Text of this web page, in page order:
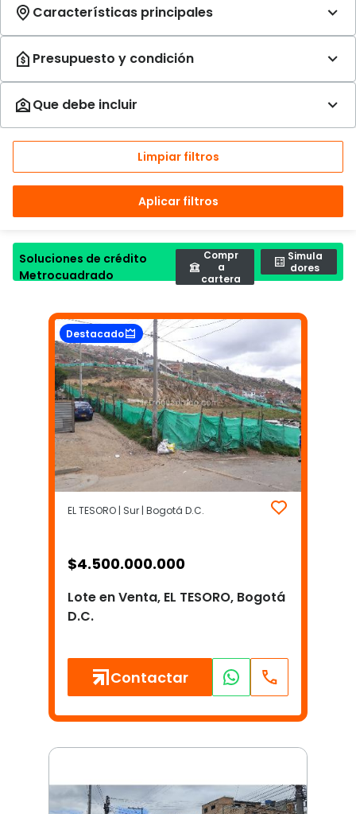
Limpiar filtros
Aplicar filtros
Soluciones de crédito
Metrocuadrado
Compr
a
cartera
Simula
dores
Destacado
EL TESORO | Sur | Bogotá D.C.
$4.500.000.000
Lote en Venta, EL TESORO, Bogotá
D.C.
Contactar